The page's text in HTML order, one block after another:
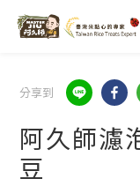
分享到
阿久師濾
豆